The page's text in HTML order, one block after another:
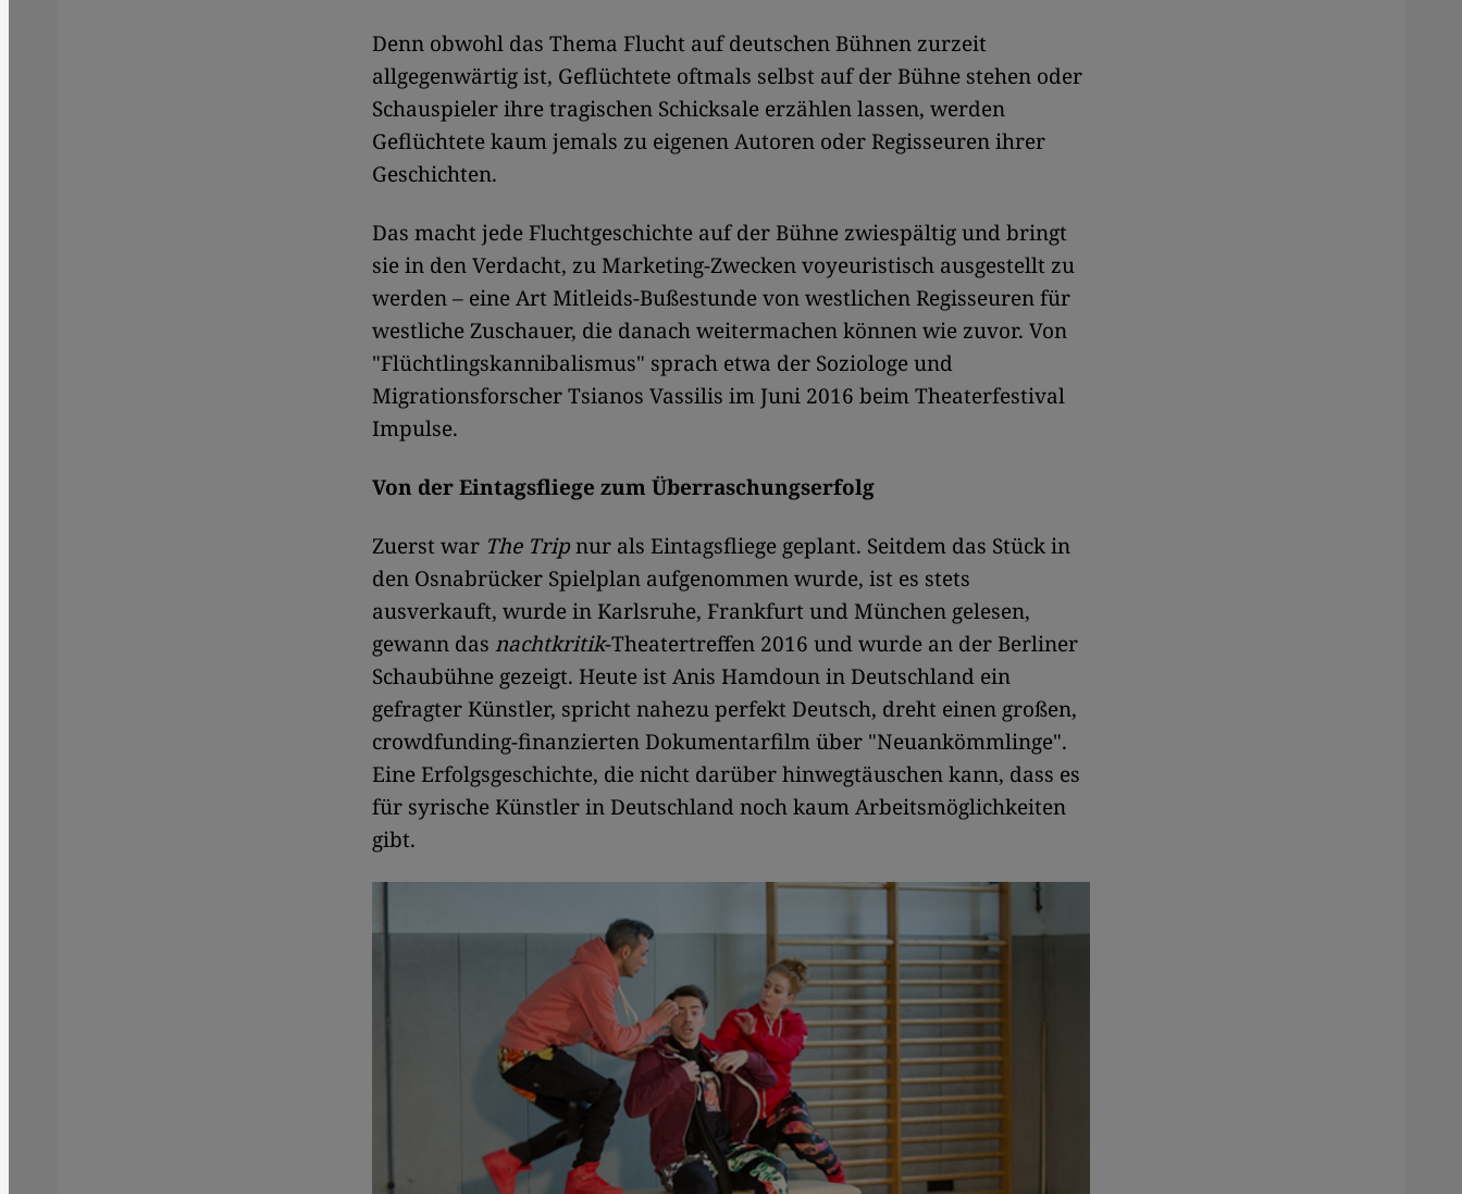
Denn obwohl das Thema Flucht auf deutschen Bühnen zurzeit
allgegenwärtig ist, Geflüchtete oftmals selbst auf der Bühne stehen oder
Schauspieler ihre tragischen Schicksale erzählen lassen, werden
Geflüchtete kaum jemals zu eigenen Autoren oder Regisseuren ihrer
Geschichten.
Das macht jede Fluchtgeschichte auf der Bühne zwiespältig und bringt
sie in den Verdacht, zu Marketing-Zwecken voyeuristisch ausgestellt zu
werden – eine Art Mitleids-Bußestunde von westlichen Regisseuren für
westliche Zuschauer, die danach weitermachen können wie zuvor. Von
"Flüchtlingskannibalismus" sprach etwa der Soziologe und
Migrationsforscher Tsianos Vassilis im Juni 2016 beim Theaterfestival
Impulse.
Von der Eintagsfliege zum Überraschungserfolg
Zuerst war The Tripnur als Eintagsfliege geplant. Seitdem das Stück in
den Osnabrücker Spielplan aufgenommen wurde, ist es stets
ausverkauft, wurde in Karlsruhe, Frankfurt und München gelesen,
gewann das nachtkritik-Theatertreffen 2016 und wurde an der Berliner
Schaubühne gezeigt. Heute ist Anis Hamdoun in Deutschland ein
gefragter Künstler, spricht nahezu perfekt Deutsch, dreht einen großen,
crowdfunding-finanzierten Dokumentarfilm über "Neuankömmlinge".
Eine Erfolgsgeschichte, die nicht darüber hinwegtäuschen kann, dass es
für syrische Künstler in Deutschland noch kaum Arbeitsmöglichkeiten
gibt.